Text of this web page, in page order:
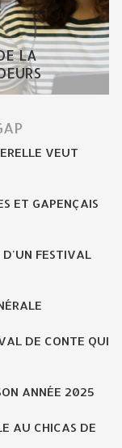
LA
VEUT
ET GAPENÇAIS
FESTIVAL
DE CONTE QUI
ANNÉE 2025
AU CHICAS DE